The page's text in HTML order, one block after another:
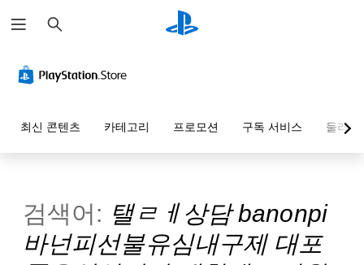
색
최신 콘텐츠 카테고리 프로모션 구독 서비스 둘러보
검색어: 탤ㄹㅔ상담 banonpi
바넌피선불유심내구제 대포